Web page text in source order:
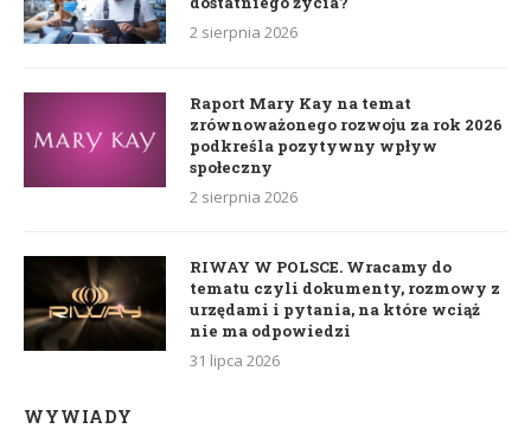
2 sierpnia 2026
Raport Mary Kay na temat
zrównoważonego rozwoju za rok 2026
podkreśla pozytywny wpływ
społeczny
2 sierpnia 2026
RIWAY W POLSCE. Wracamy do
tematu czyli dokumenty, rozmowy z
urzędami i pytania, na które wciąż
nie ma odpowiedzi
31 lipca 2026
WYWIADY